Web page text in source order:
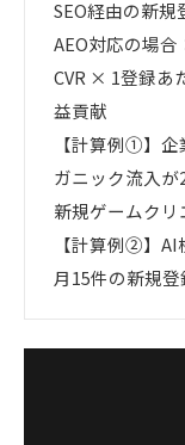
SEO経由の新規
AEO対応の場
CVR × 1登録あ
益貢献
【計算例①】
ガニック流入が
新規ゲームク
【計算例②】
月15件の新規